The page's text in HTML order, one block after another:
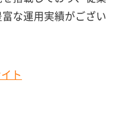
な運用実績がござい
ト